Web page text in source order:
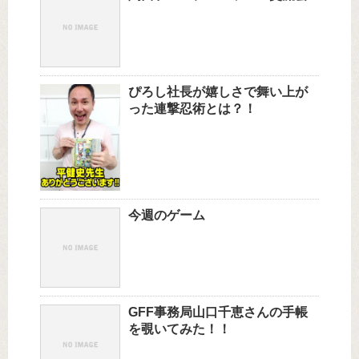
ぴろし社長が嬉しさで舞い上が
った連撃忍術とは？！
今週のゲーム
GFF事務局山口千恵さんの手帳
を覗いてみた！！